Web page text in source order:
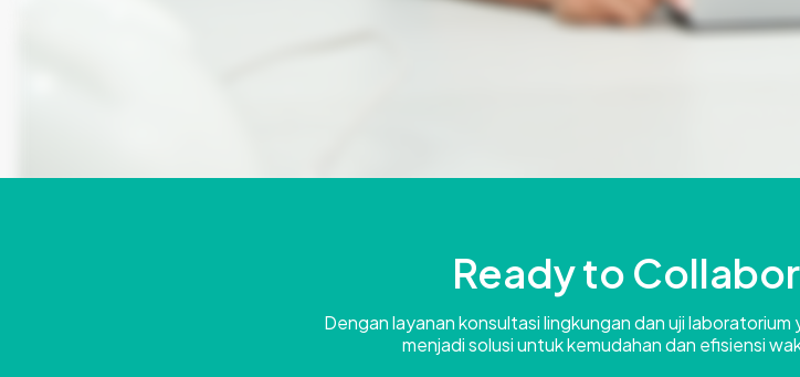
Ready to
Dengan layanan konsultasi lingkungan dan uji
menjadi solusi untuk kemudahan dan efisiensi